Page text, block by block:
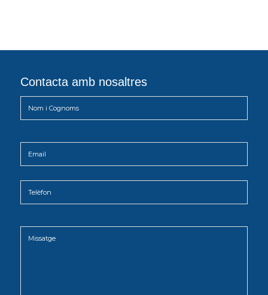
Contacta amb nosaltres